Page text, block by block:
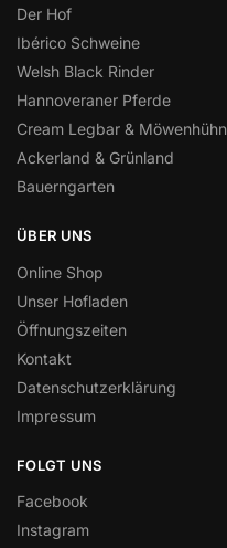
Der Hof
Ibérico Schweine
Welsh Black Rinder
Hannoveraner Pferde
Cream Legbar &
Ackerland & Grünland
Bauerngarten
ÜBER UNS
Online Shop
Unser Hofladen
Öffnungszeiten
Kontakt
Datenschutzerklärung
Impressum
FOLGT UNS
Facebook
Instagram